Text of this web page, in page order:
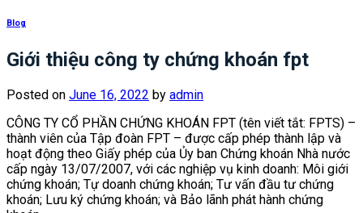
Blog
Giới thiệu công ty chứng khoán fpt
Posted on June 16, 2022 by admin
CÔNG TY CỔ PHẦN CHỨNG KHOÁN FPT (tên viết tắt: FPTS) –
thành viên của Tập đoàn FPT – được cấp phép thành lập và
hoạt động theo Giấy phép của Ủy ban Chứng khoán Nhà nước
cấp ngày 13/07/2007, với các nghiệp vụ kinh doanh: Môi giới
chứng khoán; Tự doanh chứng khoán; Tư vấn đầu tư chứng
khoán; Lưu ký chứng khoán; và Bảo lãnh phát hành chứng